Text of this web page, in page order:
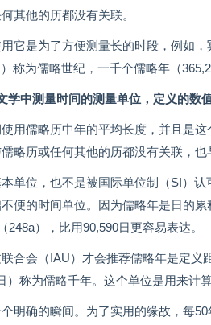
其他的历都没有关联。
它是为了方便测量长的时段，例如
称为儒略世纪，一千个儒略年（
学中测量时间的测量单位，定义的数
用儒略历中年的平均长度，并且是
略历或任何其他的历都没有关联，也
单位，也不是被国际单位制（SI）
便的时间单位。因为儒略年是日的
248a），比用90,590日更容易表达。
合会（IAU）才会推荐儒略年是定义
）称为儒略千年。这个单位是用来计
明确的瞬间。为了实用的缘故，每